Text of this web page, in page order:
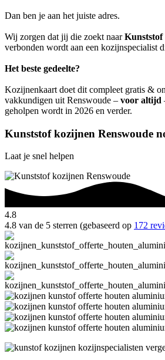
Dan ben je aan het juiste adres.
Wij zorgen dat jij die zoekt naarKunststof
verbonden wordt aan een kozijnspecialist
Het beste gedeelte?
Kozijnenkaart doet dit compleet gratis &
vakkundigen uit Renswoude – voor altijd
geholpen wordt in 2026 en verder.
Kunststof kozijnen Renswoude
Laat je snel helpen
4.8
4.8 van de 5 sterren (gebaseerd op 172